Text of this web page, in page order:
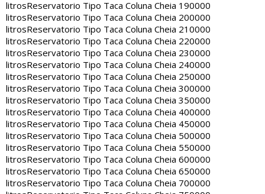
litrosReservatorio Tipo Taca Coluna Cheia 190000
litrosReservatorio Tipo Taca Coluna Cheia 200000
litrosReservatorio Tipo Taca Coluna Cheia 210000
litrosReservatorio Tipo Taca Coluna Cheia 220000
litrosReservatorio Tipo Taca Coluna Cheia 230000
litrosReservatorio Tipo Taca Coluna Cheia 240000
litrosReservatorio Tipo Taca Coluna Cheia 250000
litrosReservatorio Tipo Taca Coluna Cheia 300000
litrosReservatorio Tipo Taca Coluna Cheia 350000
litrosReservatorio Tipo Taca Coluna Cheia 400000
litrosReservatorio Tipo Taca Coluna Cheia 450000
litrosReservatorio Tipo Taca Coluna Cheia 500000
litrosReservatorio Tipo Taca Coluna Cheia 550000
litrosReservatorio Tipo Taca Coluna Cheia 600000
litrosReservatorio Tipo Taca Coluna Cheia 650000
litrosReservatorio Tipo Taca Coluna Cheia 700000